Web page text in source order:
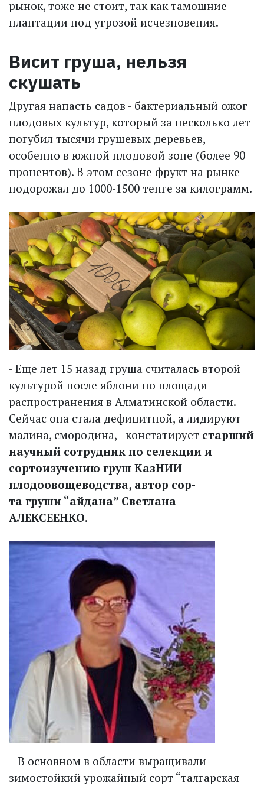
рынок, тоже не стоит, так как тамошние
плантации под угрозой исчезновения.
Висит груша, нельзя
скушать
Другая напасть садов - бактериальный ожог
плодовых культур, который за несколько лет
погубил тысячи грушевых деревьев,
особенно в южной плодовой зоне (более 90
процентов). В этом сезоне фрукт на рынке
подорожал до 1000-1500 тенге за килограмм.
- Еще лет 15 назад груша считалась второй
культурой после яблони по площади
распространения в Алматинской области.
Сейчас она стала дефицитной, а лидируют
малина, смородина, - констатирует старший
научный сотрудник по селекции и
сортоизучению груш КазНИИ
плодоовощеводства, автор сор­
та груши “айдана” Светлана
АЛЕКСЕЕНКО.
- В основном в области выращивали
зимостойкий урожайный сорт “талгарская